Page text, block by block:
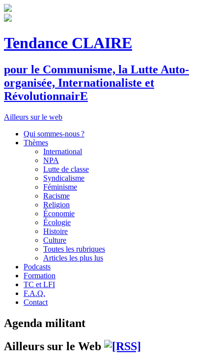
Tendance CLAIRE
pour le Communisme, la Lutte Auto-
organisée, Internationaliste et
RévolutionnairE
Ailleurs sur le web
Qui sommes-nous ?
Thèmes
International
NPA
Lutte de classe
Syndicalisme
Féminisme
Racisme
Religion
Économie
Écologie
Histoire
Culture
Toutes les rubriques
Articles les plus lus
Podcasts
Formation
TC et LFI
F.A.Q.
Contact
Agenda militant
Ailleurs sur le Web